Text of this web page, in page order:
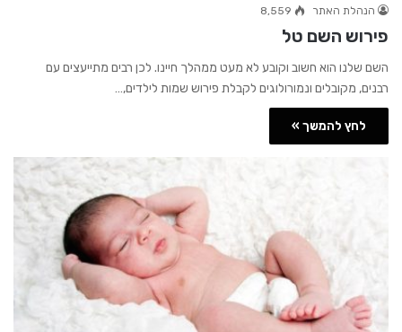
הנהלת האתר 8,559
פירוש השם טל
השם שלנו הוא חשוב וקובע לא מעט ממהלך חיינו. לכן רבים מתייעצים עם
רבנים, מקובלים ונמורולוגים לקבלת פירוש שמות לילדים,…
לחץ להמשך »